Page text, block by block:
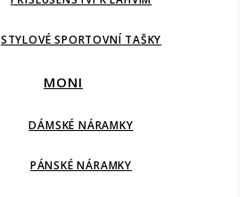
STYLOVÉ SPORTOVNÍ TAŠKY
MONI
DÁMSKÉ NÁRAMKY
PÁNSKÉ NÁRAMKY